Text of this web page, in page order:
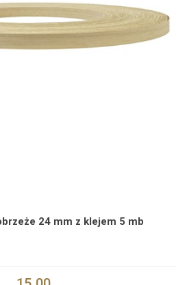
24 mm z klejem 5 mb